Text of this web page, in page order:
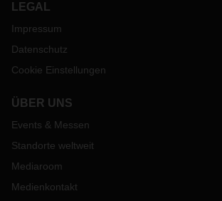
LEGAL
Impressum
Datenschutz
Cookie Einstellungen
ÜBER UNS
Events & Messen
Standorte weltweit
Mediaroom
Medienkontakt